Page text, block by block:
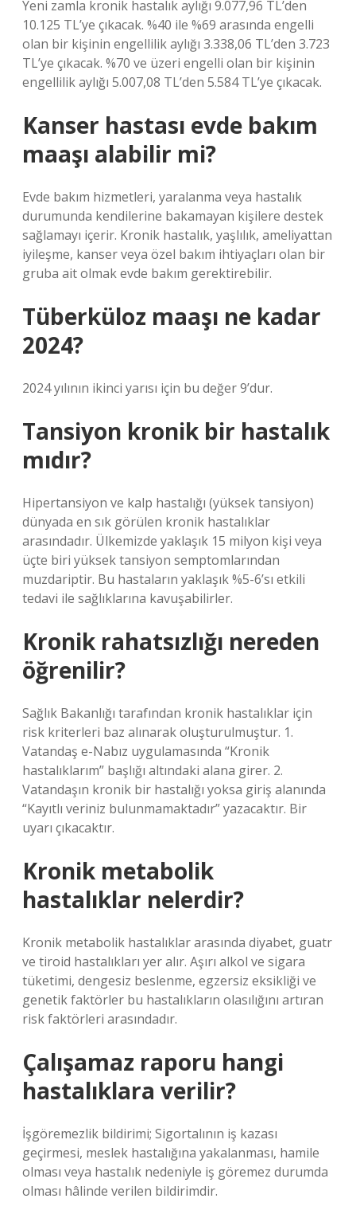
Yeni zamla kronik hastalık aylığı 9.077,96 TL’den
10.125 TL’ye çıkacak. %40 ile %69 arasında engelli
olan bir kişinin engellilik aylığı 3.338,06 TL’den 3.723
TL’ye çıkacak. %70 ve üzeri engelli olan bir kişinin
engellilik aylığı 5.007,08 TL’den 5.584 TL’ye çıkacak.
Kanser hastası evde bakım
maaşı alabilir mi?
Evde bakım hizmetleri, yaralanma veya hastalık
durumunda kendilerine bakamayan kişilere destek
sağlamayı içerir. Kronik hastalık, yaşlılık, ameliyattan
iyileşme, kanser veya özel bakım ihtiyaçları olan bir
gruba ait olmak evde bakım gerektirebilir.
Tüberküloz maaşı ne kadar
2024?
2024 yılının ikinci yarısı için bu değer 9’dur.
Tansiyon kronik bir hastalık
mıdır?
Hipertansiyon ve kalp hastalığı (yüksek tansiyon)
dünyada en sık görülen kronik hastalıklar
arasındadır. Ülkemizde yaklaşık 15 milyon kişi veya
üçte biri yüksek tansiyon semptomlarından
muzdariptir. Bu hastaların yaklaşık %5-6’sı etkili
tedavi ile sağlıklarına kavuşabilirler.
Kronik rahatsızlığı nereden
öğrenilir?
Sağlık Bakanlığı tarafından kronik hastalıklar için
risk kriterleri baz alınarak oluşturulmuştur. 1.
Vatandaş e-Nabız uygulamasında “Kronik
hastalıklarım” başlığı altındaki alana girer. 2.
Vatandaşın kronik bir hastalığı yoksa giriş alanında
“Kayıtlı veriniz bulunmamaktadır” yazacaktır. Bir
uyarı çıkacaktır.
Kronik metabolik
hastalıklar nelerdir?
Kronik metabolik hastalıklar arasında diyabet, guatr
ve tiroid hastalıkları yer alır. Aşırı alkol ve sigara
tüketimi, dengesiz beslenme, egzersiz eksikliği ve
genetik faktörler bu hastalıkların olasılığını artıran
risk faktörleri arasındadır.
Çalışamaz raporu hangi
hastalıklara verilir?
İşgöremezlik bildirimi; Sigortalının iş kazası
geçirmesi, meslek hastalığına yakalanması, hamile
olması veya hastalık nedeniyle iş göremez durumda
olması hâlinde verilen bildirimdir.